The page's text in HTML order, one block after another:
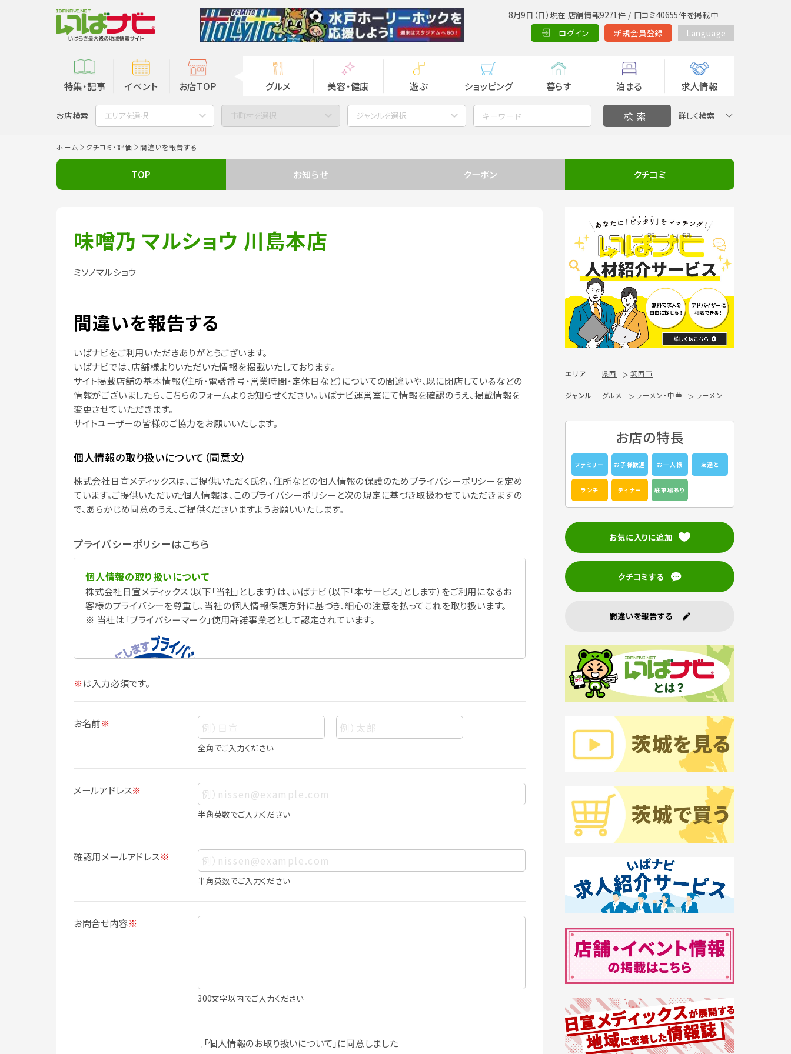
8月9日（日）現在 店舗情報9271件 / 口コミ40655件を掲載中
ログイン
新規会員登録 Language
特集・記事 イベント お店TOP グルメ 美容・健康 遊ぶ ショッピング 暮らす 泊まる 求人情報
お店検索 エリアを選択 市町村を選択 ジャンルを選択 詳しく検索
ホーム クチコミ・評価 間違いを報告する
TOP お知らせ クーポン クチコミ
味噌乃 マルショウ 川島本店
ミソノマルショウ
間違いを報告する
いばナビをご利用いただきありがとうございます。
いばナビでは、店舗様よりいただいた情報を掲載いたしております。
サイト掲載店舗の基本情報（住所・電話番号・営業時間・定休日など）についての間違いや、既に閉店しているなどの
情報がございましたら、こちらのフォームよりお知らせください。いばナビ運営室にて情報を確認のうえ、掲載情報を
変更させていただきます。
サイトユーザーの皆様のご協力をお願いいたします。
個人情報の取り扱いについて（同意文）
株式会社日宣メディックスは、ご提供いただく氏名、住所などの個人情報の保護のためプライバシーポリシーを定め
ています。ご提供いただいた個人情報は、このプライバシーポリシーと次の規定に基づき取扱わせていただきますの
で、あらかじめ同意のうえ、ご提供くださいますようお願いいたします。
プライバシーポリシーはこちら
個人情報の取り扱いについて
株式会社日宣メディックス（以下「当社」とします）は、いばナビ（以下「本サービス」とします）をご利用になるお
客様のプライバシーを尊重し、当社の個人情報保護方針に基づき、細心の注意を払ってこれを取り扱います。
※ 当社は「プライバシーマーク」使用許諾事業者として認定されています。
個人情報
個人情報とは、お客様個人に関する情報であって、当該情報を構成する氏名、住所、電話番号、メールアドレ
ス、生年月日、写真その他の記述等により、お客様個人を特定できるものをいいます。また、その情報のみで
は識別できない場合でも、他の情報と容易に照合することで、結果的にお客様個人を識別できるものも個
個人情報の利用目的について
本サービスにおける個人情報の利用目的は以下の通りであり、これらの目的達成の範囲を超えてお客様の
個人情報を利用することはありません。
・会員ポイントプログラムの運営
・各種お申込みや、お問い合わせへの対応
・投稿したクチコミ情報、写真の本サービスへの掲載
※は入力必須です。
お名前※
全角でご入力ください
メールアドレス※
半角英数でご入力ください
確認用メールアドレス※
半角英数でご入力ください
お問合せ内容※
300文字以内でご入力ください
「個人情報のお取り扱いについて 」に同意しました
エリア 県西 筑西市
ジャンル グルメ ラーメン・中華 ラーメン
お店の特長
ファミリー お子様歓迎 お一人様 友達と
ランチ ディナー 駐車場あり
お気に入りに追加
クチコミする
間違いを報告する